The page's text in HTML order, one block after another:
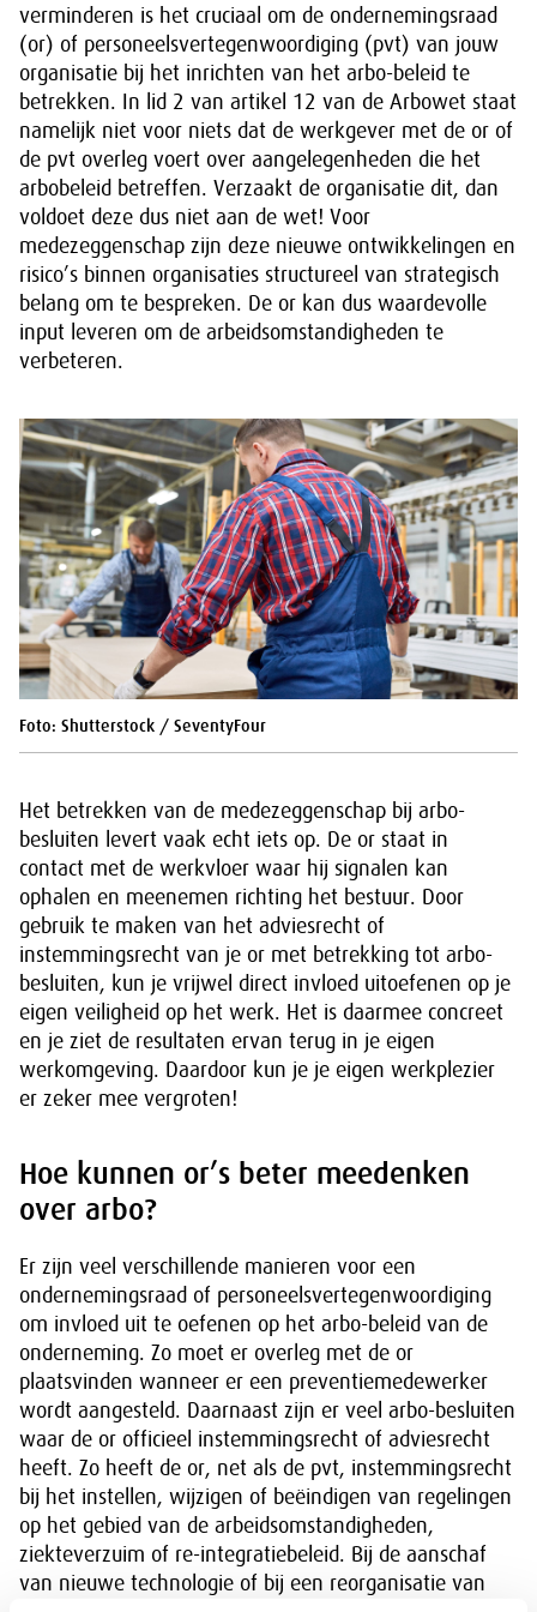
verminderen is het cruciaal om de ondernemingsraad
(or) of personeelsvertegenwoordiging (pvt) van jouw
organisatie bij het inrichten van het arbo-beleid te
betrekken. In lid 2 van artikel 12 van de Arbowet staat
namelijk niet voor niets dat de werkgever met de or of
de pvt overleg voert over aangelegenheden die het
arbobeleid betreffen. Verzaakt de organisatie dit, dan
voldoet deze dus niet aan de wet! Voor
medezeggenschap zijn deze nieuwe ontwikkelingen en
risico’s binnen organisaties structureel van strategisch
belang om te bespreken. De or kan dus waardevolle
input leveren om de arbeidsomstandigheden te
verbeteren.
Foto: Shutterstock / SeventyFour
Het betrekken van de medezeggenschap bij arbo-
besluiten levert vaak echt iets op. De or staat in
contact met de werkvloer waar hij signalen kan
ophalen en meenemen richting het bestuur. Door
gebruik te maken van het adviesrecht of
instemmingsrecht van je or met betrekking tot arbo-
besluiten, kun je vrijwel direct invloed uitoefenen op je
eigen veiligheid op het werk. Het is daarmee concreet
en je ziet de resultaten ervan terug in je eigen
werkomgeving. Daardoor kun je je eigen werkplezier
er zeker mee vergroten!
Hoe kunnen or’s beter meedenken
over arbo?
Er zijn veel verschillende manieren voor een
ondernemingsraad of personeelsvertegenwoordiging
om invloed uit te oefenen op het arbo-beleid van de
onderneming. Zo moet er overleg met de or
plaatsvinden wanneer er een preventiemedewerker
wordt aangesteld. Daarnaast zijn er veel arbo-besluiten
waar de or officieel instemmingsrecht of adviesrecht
heeft. Zo heeft de or, net als de pvt, instemmingsrecht
bij het instellen, wijzigen of beëindigen van regelingen
op het gebied van de arbeidsomstandigheden,
ziekteverzuim of re-integratiebeleid. Bij de aanschaf
van nieuwe technologie of bij een reorganisatie van